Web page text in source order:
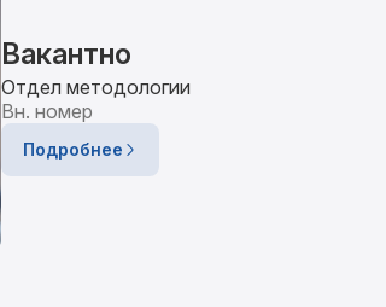
Вакантно
Отдел методологии
Вн. номер
Подробнее